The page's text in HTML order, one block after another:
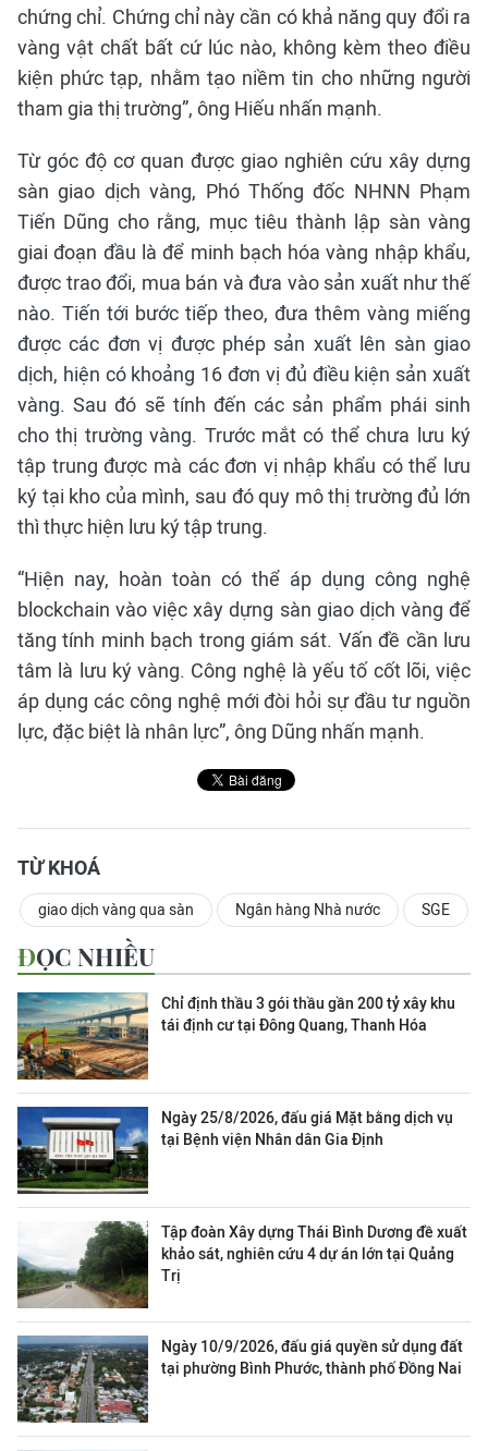
chứng chỉ. Chứng chỉ này cần có khả năng quy đổi ra
vàng vật chất bất cứ lúc nào, không kèm theo điều
kiện phức tạp, nhằm tạo niềm tin cho những người
tham gia thị trường”, ông Hiếu nhấn mạnh.
Từ góc độ cơ quan được giao nghiên cứu xây dựng
sàn giao dịch vàng, Phó Thống đốc NHNN Phạm
Tiến Dũng cho rằng, mục tiêu thành lập sàn vàng
giai đoạn đầu là để minh bạch hóa vàng nhập khẩu,
được trao đổi, mua bán và đưa vào sản xuất như thế
nào. Tiến tới bước tiếp theo, đưa thêm vàng miếng
được các đơn vị được phép sản xuất lên sàn giao
dịch, hiện có khoảng 16 đơn vị đủ điều kiện sản xuất
vàng. Sau đó sẽ tính đến các sản phẩm phái sinh
cho thị trường vàng. Trước mắt có thể chưa lưu ký
tập trung được mà các đơn vị nhập khẩu có thể lưu
ký tại kho của mình, sau đó quy mô thị trường đủ lớn
thì thực hiện lưu ký tập trung.
“Hiện nay, hoàn toàn có thể áp dụng công nghệ
blockchain vào việc xây dựng sàn giao dịch vàng để
tăng tính minh bạch trong giám sát. Vấn đề cần lưu
tâm là lưu ký vàng. Công nghệ là yếu tố cốt lõi, việc
áp dụng các công nghệ mới đòi hỏi sự đầu tư nguồn
lực, đặc biệt là nhân lực”, ông Dũng nhấn mạnh.
TỪ KHOÁ
giao dịch vàng qua sàn Ngân hàng Nhà nước SGE
ĐỌC NHIỀU
Chỉ định thầu 3 gói thầu gần 200 tỷ xây khu
tái định cư tại Đông Quang, Thanh Hóa
Ngày 25/8/2026, đấu giá Mặt bằng dịch vụ
tại Bệnh viện Nhân dân Gia Định
Tập đoàn Xây dựng Thái Bình Dương đề xuất
khảo sát, nghiên cứu 4 dự án lớn tại Quảng
Trị
Ngày 10/9/2026, đấu giá quyền sử dụng đất
tại phường Bình Phước, thành phố Đồng Nai